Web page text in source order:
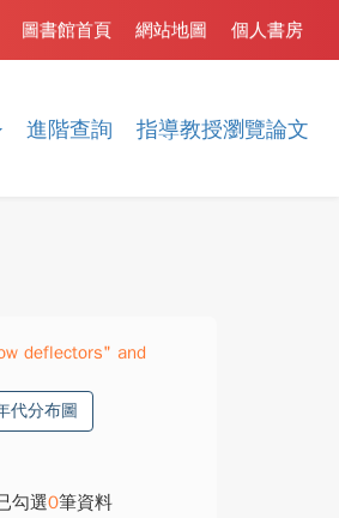
進階查詢 指導教授瀏覽論文
個人書房
網站地圖
圖書館首頁
deflectors" and
代分布圖
勾選0筆資料